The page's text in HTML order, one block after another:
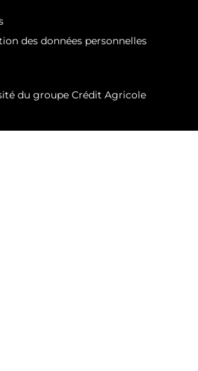
des données personnelles
du groupe Crédit Agricole